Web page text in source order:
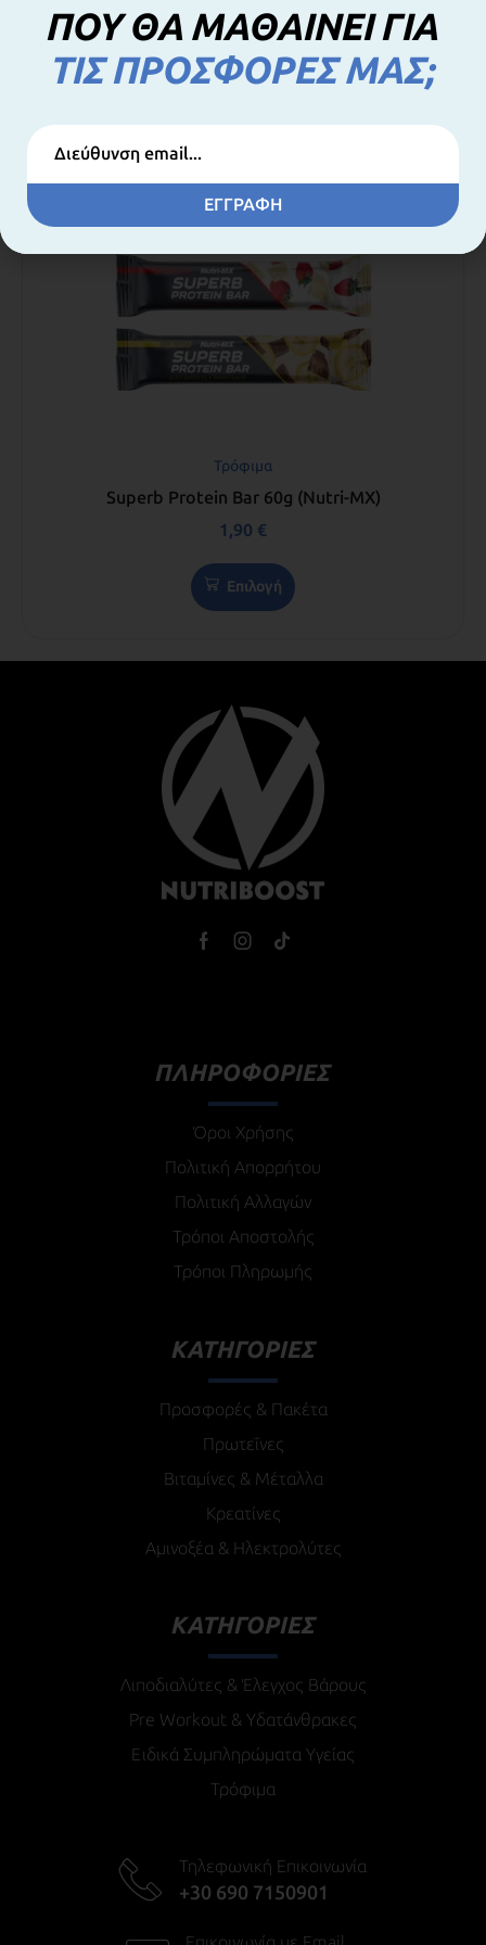
Προσθήκη στο καλάθι
Τρόφιμα
Superb Protein Bar 60g (Nutri-MX)
1,90 €
Επιλογή
ΠΛΗΡΟΦΟΡΙΕΣ
Όροι Χρήσης
Πολιτική Απορρήτου
Πολιτική Αλλαγών
Τρόποι Αποστολής
Τρόποι Πληρωμής
ΚΑΤΗΓΟΡΙΕΣ
Προσφορές & Πακέτα
Πρωτεΐνες
Βιταμίνες & Μέταλλα
Κρεατίνες
Αμινοξέα & Ηλεκτρολύτες
ΚΑΤΗΓΟΡΙΕΣ
Λιποδιαλύτες & Έλεγχος Βάρους
Pre Workout & Υδατάνθρακες
Ειδικά Συμπληρώματα Υγείας
Τρόφιμα
Τηλεφωνική Επικοινωνία
+30 690 7150901
ΠΟΥ ΘΑ ΜΑΘΑΙΝΕΙ ΓΙΑ
ΤΙΣ ΠΡΟΣΦΟΡΕΣ ΜΑΣ;
ΕΓΓΡΑΦΗ